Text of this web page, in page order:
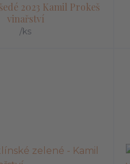
2023 Kamil Prokeš
vinařství
/ks